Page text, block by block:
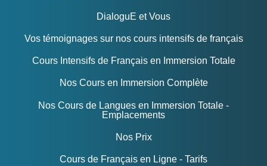
DialoguE et Vous
Vos témoignages sur nos cours intensifs de français
Cours Intensifs de Français en Immersion Totale
Nos Cours en Immersion Complète
Nos Cours de Langues en Immersion Totale -
Emplacements
Nos Prix
Cours de Français en Ligne - Tarifs